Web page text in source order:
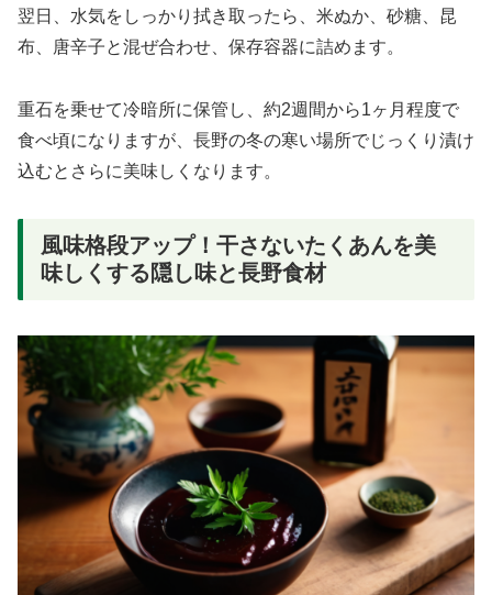
翌日、水気をしっかり拭き取ったら、米ぬか、砂糖、昆
布、唐辛子と混ぜ合わせ、保存容器に詰めます。
重石を乗せて冷暗所に保管し、約2週間から1ヶ月程度で
食べ頃になりますが、長野の冬の寒い場所でじっくり漬け
込むとさらに美味しくなります。
風味格段アップ！干さないたくあんを美
味しくする隠し味と長野食材